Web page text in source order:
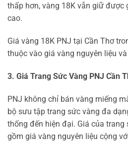
thấp hơn, vàng 18K vẫn giữ được
cao.
Giá vàng 18K PNJ tại Cần Thơ
thuộc vào giá vàng nguyên liệu
3. Giá Trang Sức Vàng PNJ Cần
PNJ không chỉ bán vàng miếng
bộ sưu tập trang sức vàng đa
thống đến hiện đại. Giá của trang
gồm giá vàng nguyên liệu cộng